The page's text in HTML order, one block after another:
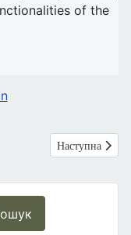
дитини у середовищі
Наступна
Наступна
of the